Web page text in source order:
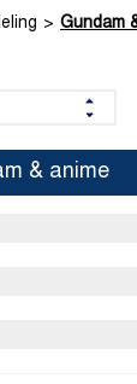
Gundam
& anime